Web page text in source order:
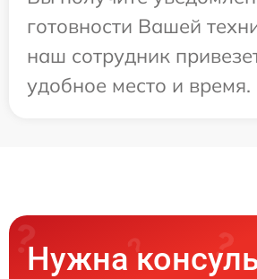
готовности Вашей
наш сотрудник
удобное место и время.
Нужна